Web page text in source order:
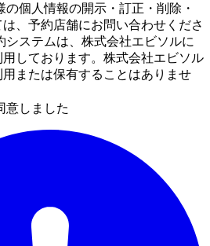
個人情報の開示・訂正・削除・
、予約店舗にお問い合わせくださ
システムは、株式会社エビソルに
しております。株式会社エビソル
または保有することはありませ
意しました